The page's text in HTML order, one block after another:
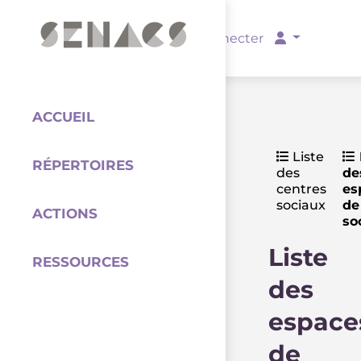
Se connecter
ACCUEIL
RÉPERTOIRES
ACTIONS
RESSOURCES
Liste
des
centres
sociaux
Liste
des
de